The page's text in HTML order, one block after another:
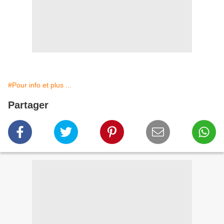
#Pour info et plus ...
Partager